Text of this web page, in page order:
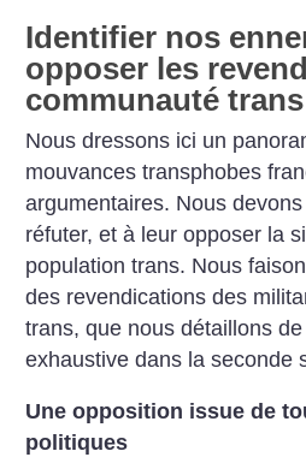
Identifier nos
opposer les
communauté trans
Nous dressons ici un
mouvances transphobes
argumentaires. Nous
réfuter, et à leur opposer la
population trans. Nous
des revendications des
trans, que nous détaillons
exhaustive dans la seconde
Une opposition issue de
politiques